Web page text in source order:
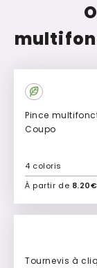
Pince
Coupo
À partir de
4 coloris
Ajouter à
Tournevis à